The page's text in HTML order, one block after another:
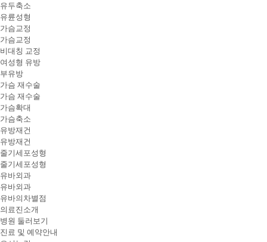
유두축소
유륜성형
가슴교정
가슴교정
비대칭 교정
여성형 유방
부유방
가슴 재수술
가슴 재수술
가슴확대
가슴축소
유방재건
유방재건
줄기세포성형
줄기세포성형
유바외과
유바외과
유바의차별점
의료진소개
병원 둘러보기
진료 및 예약안내